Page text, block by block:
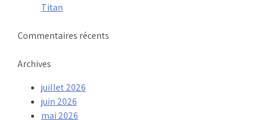
Titan
Commentaires récents
Archives
juillet 2026
juin 2026
mai 2026